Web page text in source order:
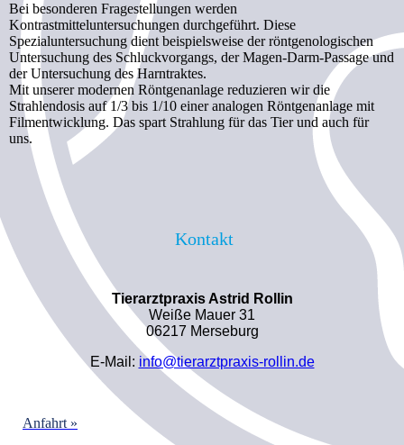
Bei besonderen Fragestellungen werden
Kontrastmitteluntersuchungen durchgeführt. Diese
Spezialuntersuchung dient beispielsweise der röntgenologischen
Untersuchung des Schluckvorgangs, der Magen-Darm-Passage und
der Untersuchung des Harntraktes.
Mit unserer modernen Röntgenanlage reduzieren wir die
Strahlendosis auf 1/3 bis 1/10 einer analogen Röntgenanlage mit
Filmentwicklung. Das spart Strahlung für das Tier und auch für
uns.
Kontakt
Tierarztpraxis Astrid Rollin
Weiße Mauer 31
06217 Merseburg
E-Mail: info@tierarztpraxis-rollin.de
Anfahrt »